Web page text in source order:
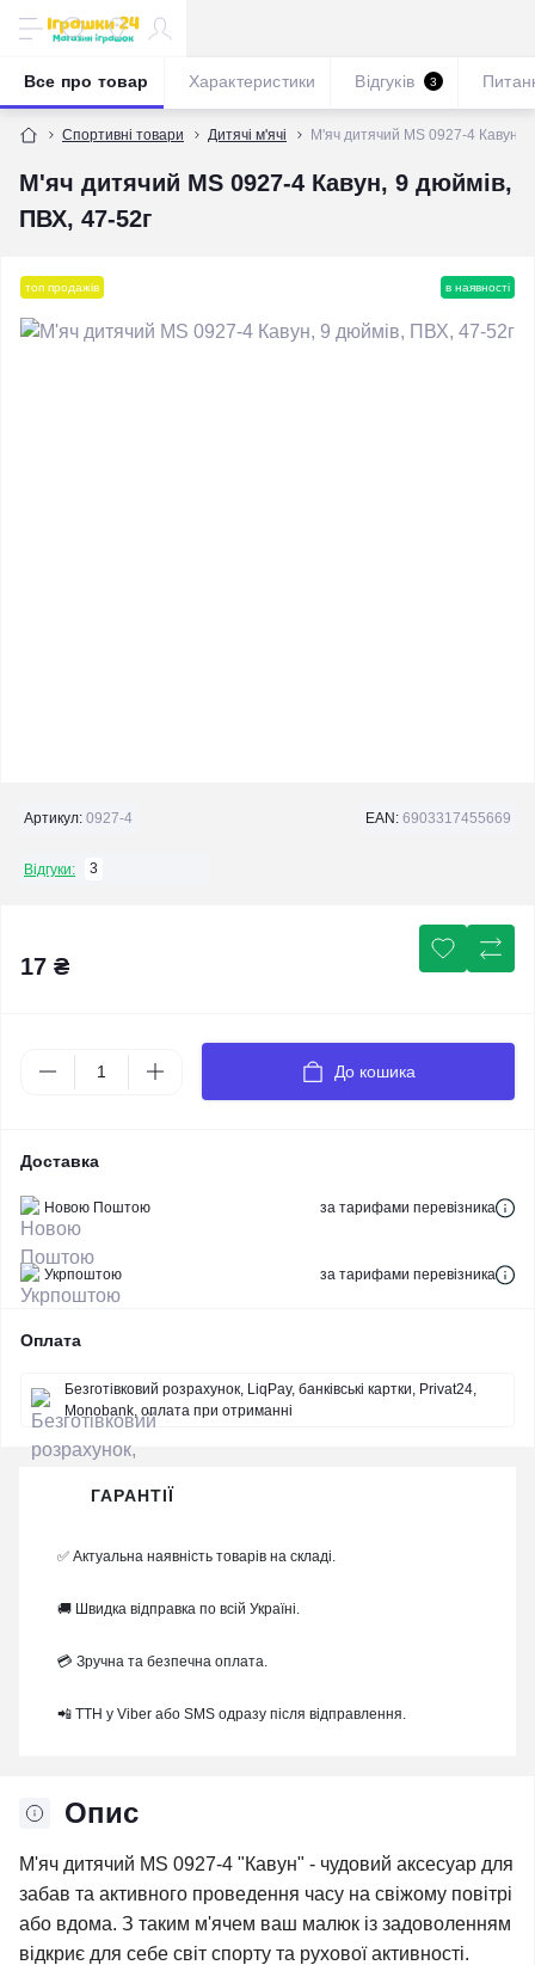
Спортивні товари Дитячі м'ячі М'яч дитячий MS 0927-4 Кавун,
М'яч дитячий MS 0927-4 Кавун, 9 дюймів,
ПВХ, 47-52г
Все про товар Характеристики Відгуків 3
топ продажів в наявності
Артикул: 0927-4 EAN: 6903317455669
Відгуки: 3
17 ₴
До кошика
Доставка
Новою Поштою за тарифами перевізника
Укрпоштою за тарифами перевізника
Оплата
Безготівковий розрахунок, LiqPay, банківські картки, Privat24,
Monobank, оплата при отриманні
Опис
М'яч дитячий MS 0927-4 "Кавун" - чудовий аксесуар для
забав та активного проведення часу на свіжому повітрі
або вдома. З таким м'ячем ваш малюк із задоволенням
відкриє для себе світ спорту та рухової активності.
ГАРАНТІЇ
✅ Актуальна наявність товарів на складі.
🚚 Швидка відправка по всій Україні.
💳 Зручна та безпечна оплата.
📲 ТТН у Viber або SMS одразу після відправлення.